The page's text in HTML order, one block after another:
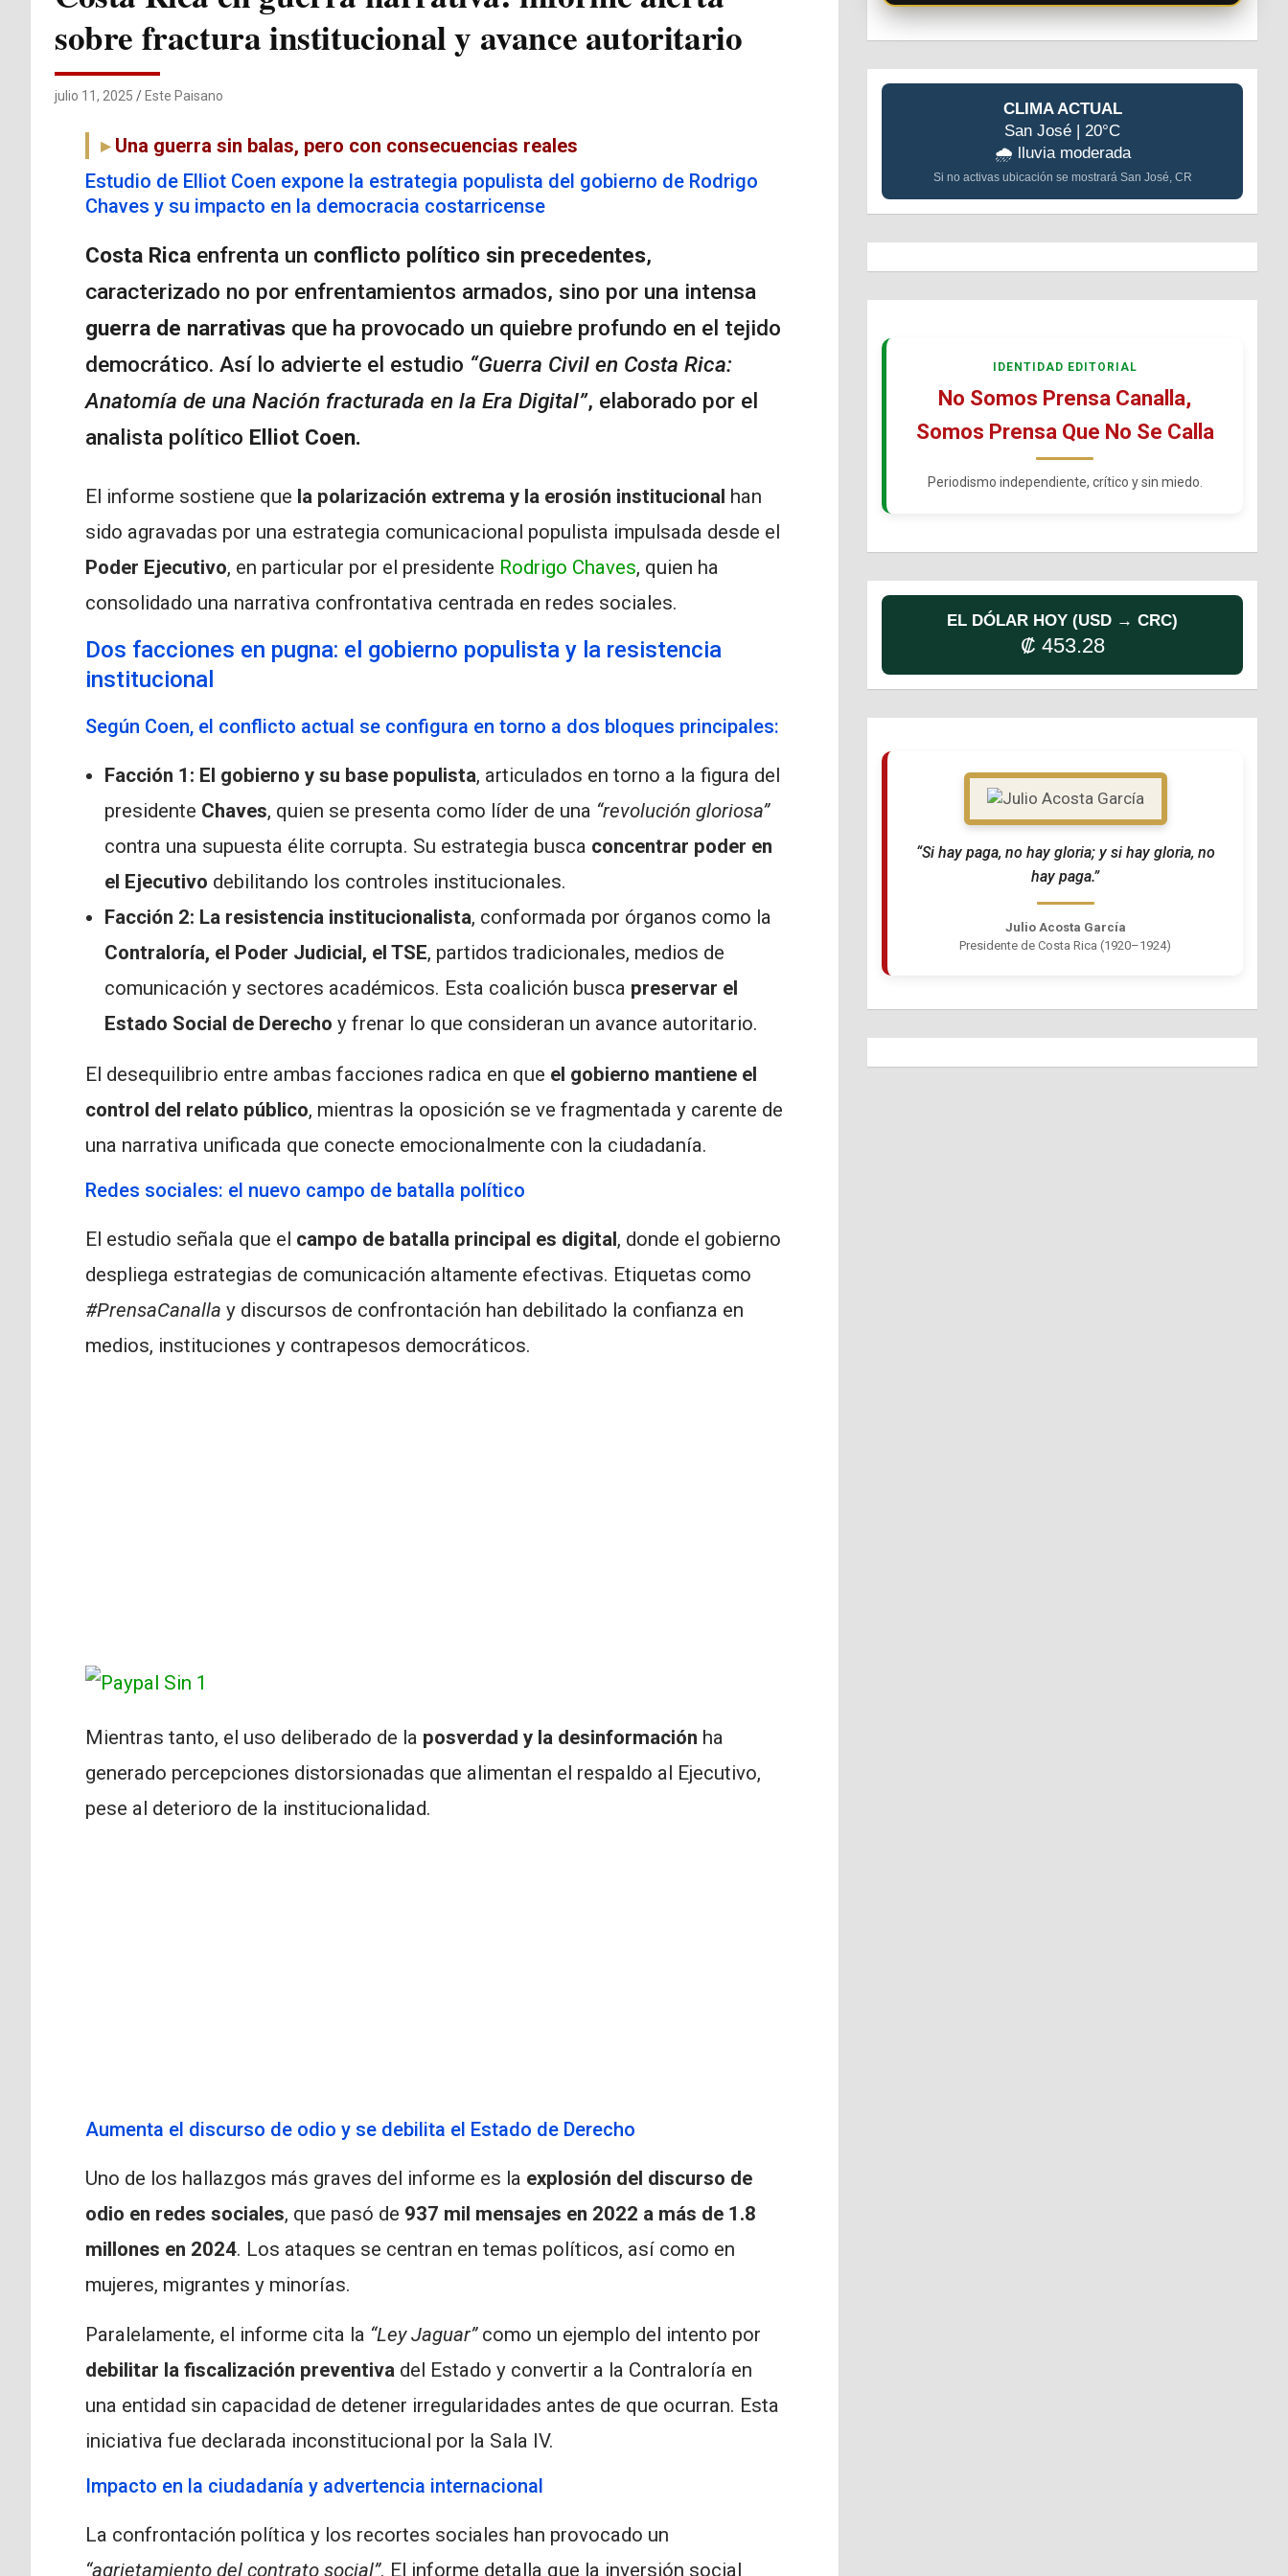
sobre fractura institucional y avance autoritario
julio 11, 2025 Este Paisano
Una guerra sin balas, pero con consecuencias reales
Estudio de Elliot Coen expone la estrategia populista del gobierno de Rodrigo
Chaves y su impacto en la democracia costarricense
Costa Ricaenfrenta un conflicto político sin precedentes,
caracterizado no por enfrentamientos armados, sino por una intensa
guerra de narrativasque ha provocado un quiebre profundo en el tejido
democrático. Así lo advierte el estudio “Guerra Civil en Costa Rica:
Anatomía de una Nación fracturada en la Era Digital”, elaborado por el
analista político Elliot Coen.
El informe sostiene que la polarización extrema y la erosión institucional han
sido agravadas por una estrategia comunicacional populista impulsada desde el
Poder Ejecutivo, en particular por el presidente Rodrigo Chaves, quien ha
consolidado una narrativa confrontativa centrada en redes sociales.
Dos facciones en pugna: el gobierno populista y la resistencia
institucional
Según Coen, el conflicto actual se configura en torno a dos bloques principales:
Facción 1: El gobierno y su base populista, articulados en torno a la figura del
presidente Chaves, quien se presenta como líder de una “revolución gloriosa”
contra una supuesta élite corrupta. Su estrategia busca concentrar poder en
el Ejecutivo debilitando los controles institucionales.
Facción 2: La resistencia institucionalista, conformada por órganos como la
Contraloría, el Poder Judicial, el TSE, partidos tradicionales, medios de
comunicación y sectores académicos. Esta coalición busca preservar el
Estado Social de Derecho y frenar lo que consideran un avance autoritario.
El desequilibrio entre ambas facciones radica en que el gobierno mantiene el
control del relato público, mientras la oposición se ve fragmentada y carente de
una narrativa unificada que conecte emocionalmente con la ciudadanía.
Redes sociales: el nuevo campo de batalla político
El estudio señala que el campo de batalla principal es digital, donde el gobierno
despliega estrategias de comunicación altamente efectivas. Etiquetas como
#PrensaCanalla y discursos de confrontación han debilitado la confianza en
medios, instituciones y contrapesos democráticos.
Mientras tanto, el uso deliberado de la posverdad y la desinformación ha
generado percepciones distorsionadas que alimentan el respaldo al Ejecutivo,
pese al deterioro de la institucionalidad.
Aumenta el discurso de odio y se debilita el Estado de Derecho
Uno de los hallazgos más graves del informe es la explosión del discurso de
odio en redes sociales, que pasó de 937 mil mensajes en 2022 a más de 1.8
millones en 2024. Los ataques se centran en temas políticos, así como en
mujeres, migrantes y minorías.
Paralelamente, el informe cita la “Ley Jaguar”como un ejemplo del intento por
debilitar la fiscalización preventivadel Estado y convertir a la Contraloría en
una entidad sin capacidad de detener irregularidades antes de que ocurran. Esta
iniciativa fue declarada inconstitucional por la Sala IV.
Impacto en la ciudadanía y advertencia internacional
La confrontación política y los recortes sociales han provocado un
“agrietamiento del contrato social”. El informe detalla que la inversión social
CLIMA ACTUAL
San José | 20°C
🌧️ lluvia moderada
Si no activas ubicación se mostrará San José, CR
IDENTIDAD EDITORIAL
No Somos Prensa Canalla,
Somos Prensa Que No Se Calla
Periodismo independiente, crítico y sin miedo.
EL DÓLAR HOY (USD → CRC)
₡ 453.28
“Si hay paga, no hay gloria; y si hay gloria, no
hay paga.”
Julio Acosta García
Presidente de Costa Rica (1920–1924)